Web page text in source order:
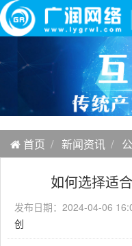
首页 新闻资讯
如何选择适
发布日期：2024-04-06
创